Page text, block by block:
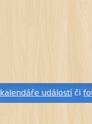
kalendáře událostíči